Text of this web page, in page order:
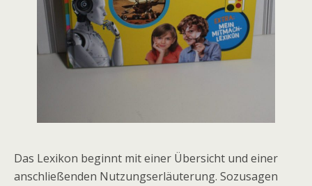
Das Lexikon beginnt mit einer Übersicht und einer
anschließenden Nutzungserläuterung. Sozusagen